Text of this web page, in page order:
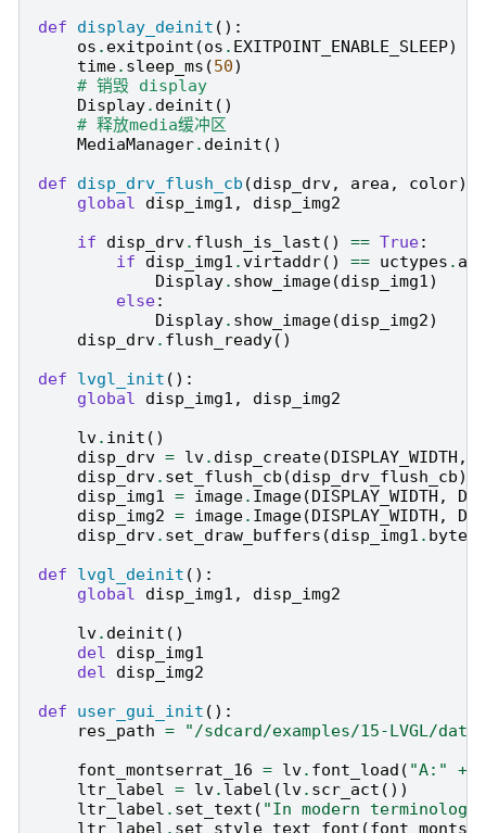
def
display_deinit ():
os . exitpoint (os . EXITPOINT_ENABLE_SLEEP)
time. sleep_ms (50)
# 销毁 display
Display. deinit ()
# 释放media缓冲区
MediaManager. deinit ()
def
disp_drv_flush_cb (disp_drv, area , color):
global
disp_img1 ,
disp_img2
if
disp_drv. flush_is_last () == True:
if
disp_img1 .virtaddr() == uctypes .
Display. show_image(disp_img1)
else:
Display. show_image(disp_img2)
disp_drv. flush_ready()
def
lvgl_init ():
global
disp_img1 ,
disp_img2
lv. init ()
disp_drv = lv. disp_create( DISPLAY_WIDTH ,
disp_drv. set_flush_cb (disp_drv_flush_cb)
disp_img1 = image. Image( DISPLAY_WIDTH ,
disp_img2 = image. Image( DISPLAY_WIDTH ,
disp_drv. set_draw_buffers (disp_img1 .
def
lvgl_deinit ():
global
disp_img1 ,
disp_img2
lv. deinit ()
del
disp_img1
del
disp_img2
def
user_gui_init ():
res_path =
"/sdcard/examples/15-LVGL/
font_montserrat_16 = lv. font_load ( "A:" +
ltr_label = lv. label (lv. scr_act ())
ltr_label . set_text ( "In modern
ltr_label . set_style_text_font (